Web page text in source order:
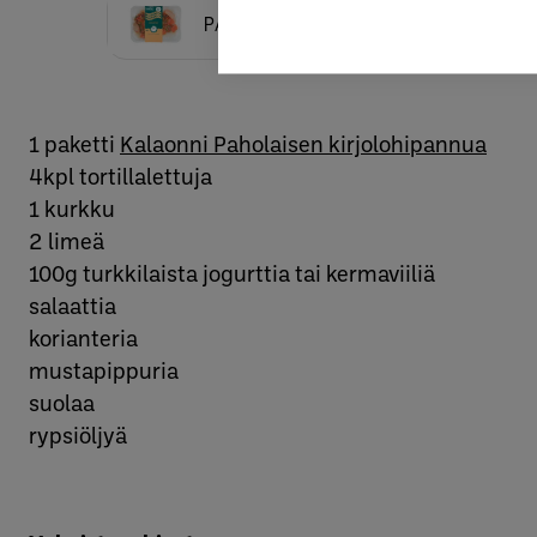
PAHOLAISEN KIRJOLOHIPANNU, 350
1 paketti Kalaonni Paholaisen kirjolohipannua
4kpl tortillalettuja
1 kurkku
2 limeä
100g turkkilaista jogurttia tai kermaviiliä
salaattia
korianteria
mustapippuria
suolaa
rypsiöljyä